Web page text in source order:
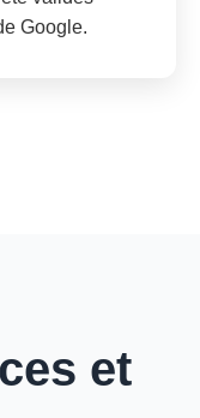
Google.
et